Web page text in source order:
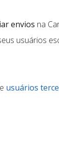
envios na
usuários
usuários